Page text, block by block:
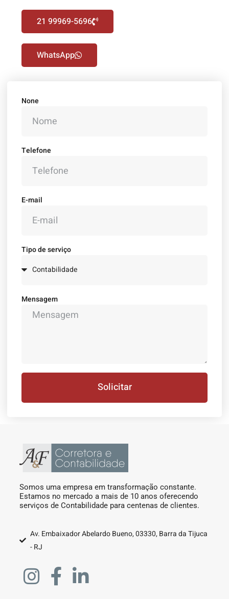
21 99969-5696
WhatsApp
None
Telefone
E-mail
Tipo de serviço
Mensagem
Solicitar
Somos uma empresa em transformação constante.
Estamos no mercado a mais de 10 anos oferecendo
serviços de Contabilidade para centenas de clientes.
Av. Embaixador Abelardo Bueno, 03330, Barra da Tijuca
- RJ